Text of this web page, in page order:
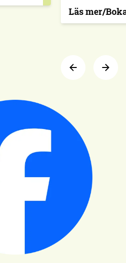
Läs mer/